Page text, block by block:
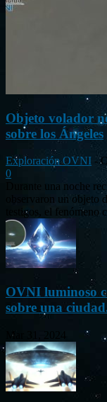
Objeto volador
sobre los Ángeles
Exploración OVNI -
0
Durante una noche
observaron un objeto
testigos, el fenómeno
OVNI luminoso
sobre una
Mar 31, 2024